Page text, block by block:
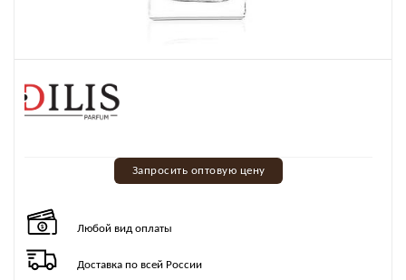
Запросить оптовую цену
Любой вид оплаты
Доставка по всей России